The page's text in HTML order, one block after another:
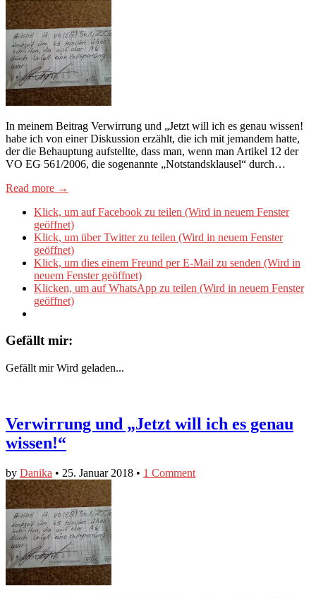
In meinem Beitrag Verwirrung und „Jetzt will ich es genau wissen!
habe ich von einer Diskussion erzählt, die ich mit jemandem hatte,
der die Behauptung aufstellte, dass man, wenn man Artikel 12 der
VO EG 561/2006, die sogenannte „Notstandsklausel“ durch…
Read more →
Klick, um auf Facebook zu teilen (Wird in neuem Fenster
geöffnet)
Klick, um über Twitter zu teilen (Wird in neuem Fenster
geöffnet)
Klick, um dies einem Freund per E-Mail zu senden (Wird in
neuem Fenster geöffnet)
Klicken, um auf WhatsApp zu teilen (Wird in neuem Fenster
geöffnet)
Gefällt mir:
Gefällt mir Wird geladen...
Verwirrung und „Jetzt will ich es genau
wissen!“
by Danika • 25. Januar 2018 • 1 Comment